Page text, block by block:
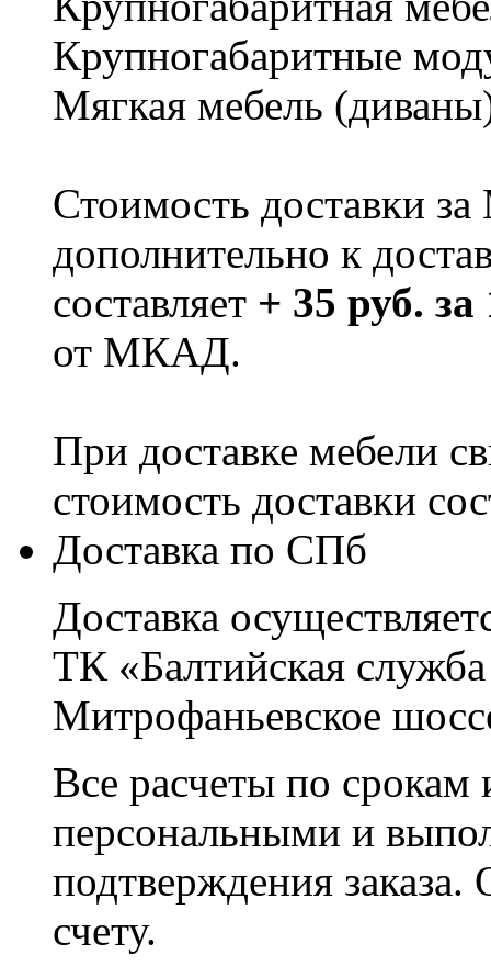
Крупногабаритные
Мягкая мебель
Стоимость доставки
дополнительно к
составляет + 35 руб.
от МКАД.
При доставке мебели
стоимость доставки
Доставка по СПб
Доставка
ТК «Балтийская
Митрофаньевское
Все расчеты по срокам
персональными и
подтверждения заказа.
счету.